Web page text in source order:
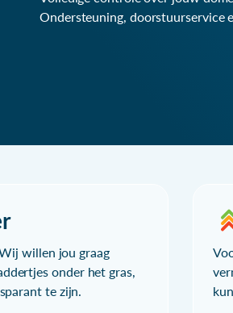
Ondersteuning, doorstuurservice
willen jou graag
onder het gras,
te zijn.